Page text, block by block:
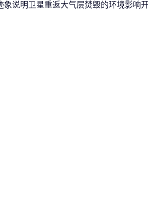
象说明卫星重返大气层焚毁的环境影响